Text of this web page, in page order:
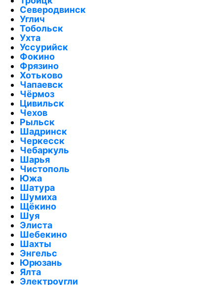
Северодвинск
Углич
Тобольск
Ухта
Уссурийск
Фокино
Фрязино
Хотьково
Чапаевск
Чёрмоз
Цивильск
Чехов
Рыльск
Шадринск
Черкесск
Чебаркуль
Шарья
Чистополь
Южа
Шатура
Шумиха
Щёкино
Шуя
Элиста
Шебекино
Шахты
Энгельс
Юрюзань
Ялта
Электроугли